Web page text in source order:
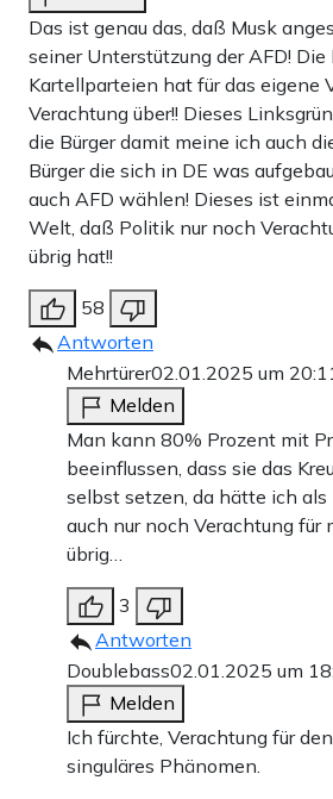
Das ist genau das, daß Musk
seiner Unterstützung der AFD!
Kartellparteien hat für das eigene
Verachtung über!! Dieses
die Bürger damit meine ich auch
Bürger die sich in DE was
auch AFD wählen! Dieses ist
Welt, daß Politik nur noch
übrig hat!!
58
Antworten
Mehrtürer02.01.2025 um
Melden
Man kann 80% Prozent mit
beeinflussen, dass sie das
selbst setzen, da hätte ich
auch nur noch Verachtung für
übrig…
3
Antworten
Doublebass02.01.2025 um
Melden
Ich fürchte, Verachtung für
singuläres Phänomen.